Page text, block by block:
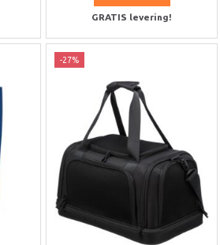
GRATIS levering!
-27%